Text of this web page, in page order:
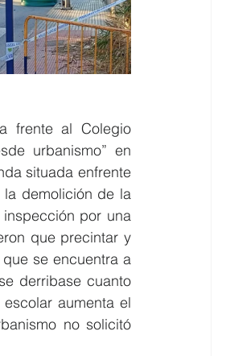
frente al Colegio
urbanismo” en
situada enfrente
la demolición de la
por una
que precintar y
se encuentra a
derribase cuanto
aumenta el
no solicitó